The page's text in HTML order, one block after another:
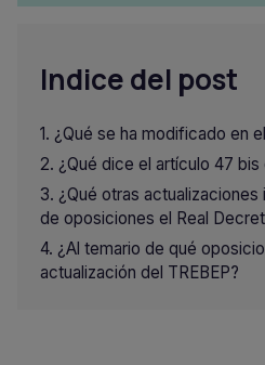
Indice del post
¿Qué se ha modificado en
¿Qué dice el artículo 47 bis
¿Qué otras
de oposiciones el Real
¿Al temario de qué
actualización del TREBEP?